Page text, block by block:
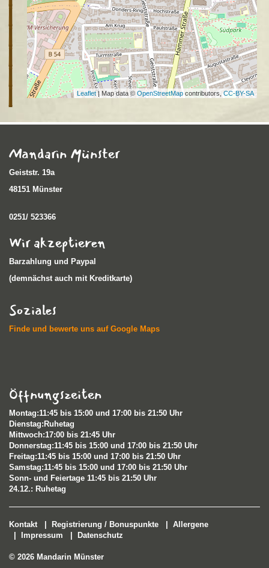
Leaflet| Map data © OpenStreetMap contributors,CC-BY-SA
Mandarin Münster
Geiststr. 19a
48151 Münster
0251/ 523366
Wir akzeptieren
Barzahlung und Paypal
(demnächst auch mit Kreditkarte)
Soziales
Finde und bewerte uns auf Google Maps
Öffnungszeiten
Montag:11:45 bis 15:00 und 17:00 bis 21:50 Uhr
Dienstag:Ruhetag
Mittwoch:17:00 bis 21:45 Uhr
Donnerstag:11:45 bis 15:00 und 17:00 bis 21:50 Uhr
Freitag:11:45 bis 15:00 und 17:00 bis 21:50 Uhr
Samstag:11:45 bis 15:00 und 17:00 bis 21:50 Uhr
Sonn- und Feiertage 11:45 bis 21:50 Uhr​
24.12.: Ruhetag
Kontakt| Registrierung / Bonuspunkte
Allergene
Impressum Datenschutz
© 2026 Mandarin Münster